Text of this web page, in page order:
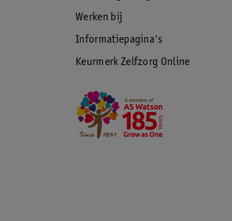
Werken bij
Informatiepagina's
Keurmerk Zelfzorg Online